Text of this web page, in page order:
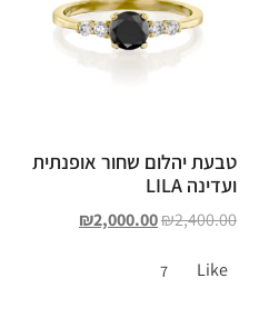
טבעת יהלום שחור אופנתית
ועדינה LILA
₪2,400.00
₪2,000.00
Like
7